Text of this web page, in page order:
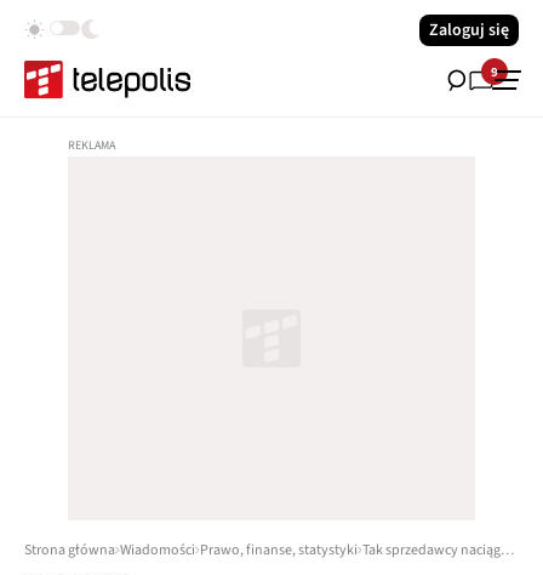
Zaloguj się
9
Strona główna Wiadomości Prawo, finanse, statystyki Tak sprzedawcy naciągają klientów. UOKiK nie ma dla nich litości